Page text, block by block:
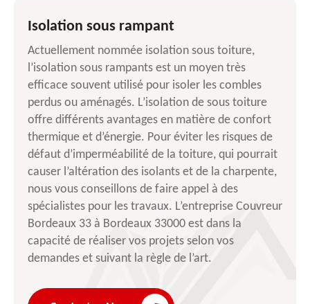
Isolation sous rampant
Actuellement nommée isolation sous toiture,
l’isolation sous rampants est un moyen très
efficace souvent utilisé pour isoler les combles
perdus ou aménagés. L’isolation de sous toiture
offre différents avantages en matière de confort
thermique et d’énergie. Pour éviter les risques de
défaut d’imperméabilité de la toiture, qui pourrait
causer l’altération des isolants et de la charpente,
nous vous conseillons de faire appel à des
spécialistes pour les travaux. L’entreprise Couvreur
Bordeaux 33 à Bordeaux 33000 est dans la
capacité de réaliser vos projets selon vos
demandes et suivant la règle de l’art.